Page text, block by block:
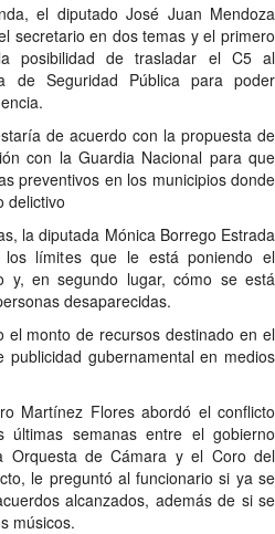
el diputado José Juan Mendoza
secretario en dos temas y el primero
posibilidad de trasladar el C5 al
de Seguridad Pública para poder
de acuerdo con la propuesta de
con la Guardia Nacional para que
preventivos en los municipios donde
delictivo
la diputada Mónica Borrego Estrada
los límites que le está poniendo el
y, en segundo lugar, cómo se está
desaparecidas.
el monto de recursos destinado en el
gubernamental en medios
Martínez Flores abordó el conflicto
semanas entre el gobierno
Orquesta de Cámara y el Coro del
le preguntó al funcionario si ya se
alcanzados, además de si se
músicos.